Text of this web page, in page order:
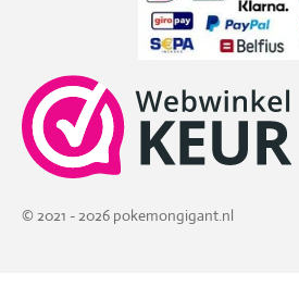
© 2021 - 2026 pokemongigant.nl